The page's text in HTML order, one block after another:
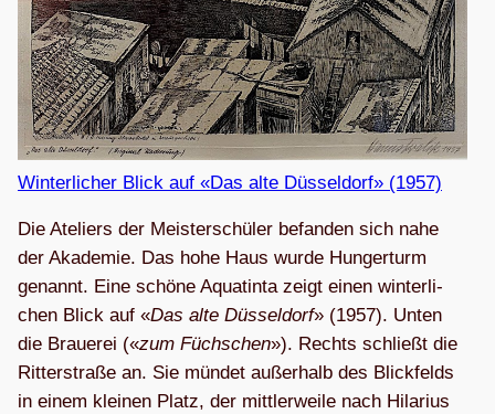
Win­ter­li­cher Blick auf «Das alte Düs­sel­dorf» (1957)
Die Ate­liers der Meis­ter­schü­ler befan­den sich nahe
der Aka­de­mie. Das hohe Haus wurde Hun­ger­turm
genannt. Eine schöne Aqua­tinta zeigt einen win­ter­li­
chen Blick auf «Das alte Düs­sel­dorf» (1957). Unten
die Braue­rei («zum Füchs­chen»). Rechts schließt die
Rit­ter­straße an. Sie mün­det außer­halb des Blick­felds
in einem klei­nen Platz, der mitt­ler­weile nach Hila­rius